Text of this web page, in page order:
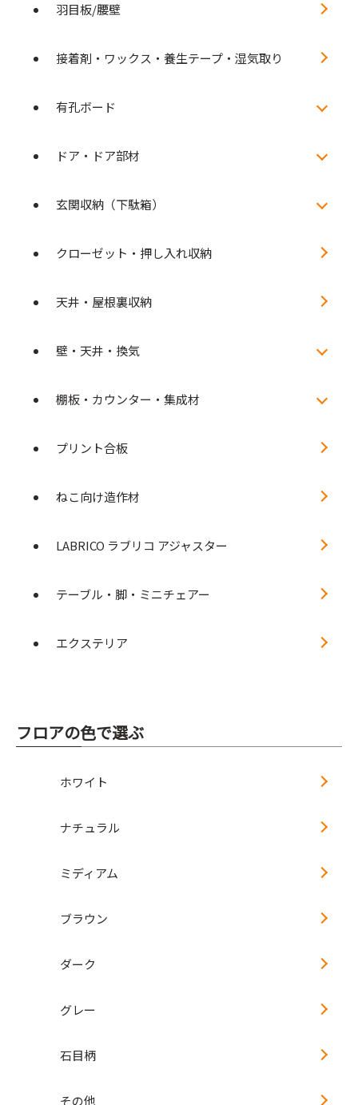
羽目板/腰壁
接着剤・ワックス・養生テープ・湿気取り
有孔ボード
ドア・ドア部材
玄関収納（下駄箱）
クローゼット・押し入れ収納
天井・屋根裏収納
壁・天井・換気
棚板・カウンター・集成材
プリント合板
ねこ向け造作材
LABRICO ラブリコ アジャスター
テーブル・脚・ミニチェアー
エクステリア
フロアの色で選ぶ
ホワイト
ナチュラル
ミディアム
ブラウン
ダーク
グレー
石目柄
その他